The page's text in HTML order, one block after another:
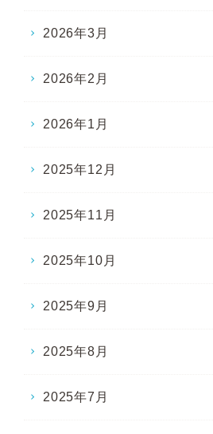
2026年3月
2026年2月
2026年1月
2025年12月
2025年11月
2025年10月
2025年9月
2025年8月
2025年7月